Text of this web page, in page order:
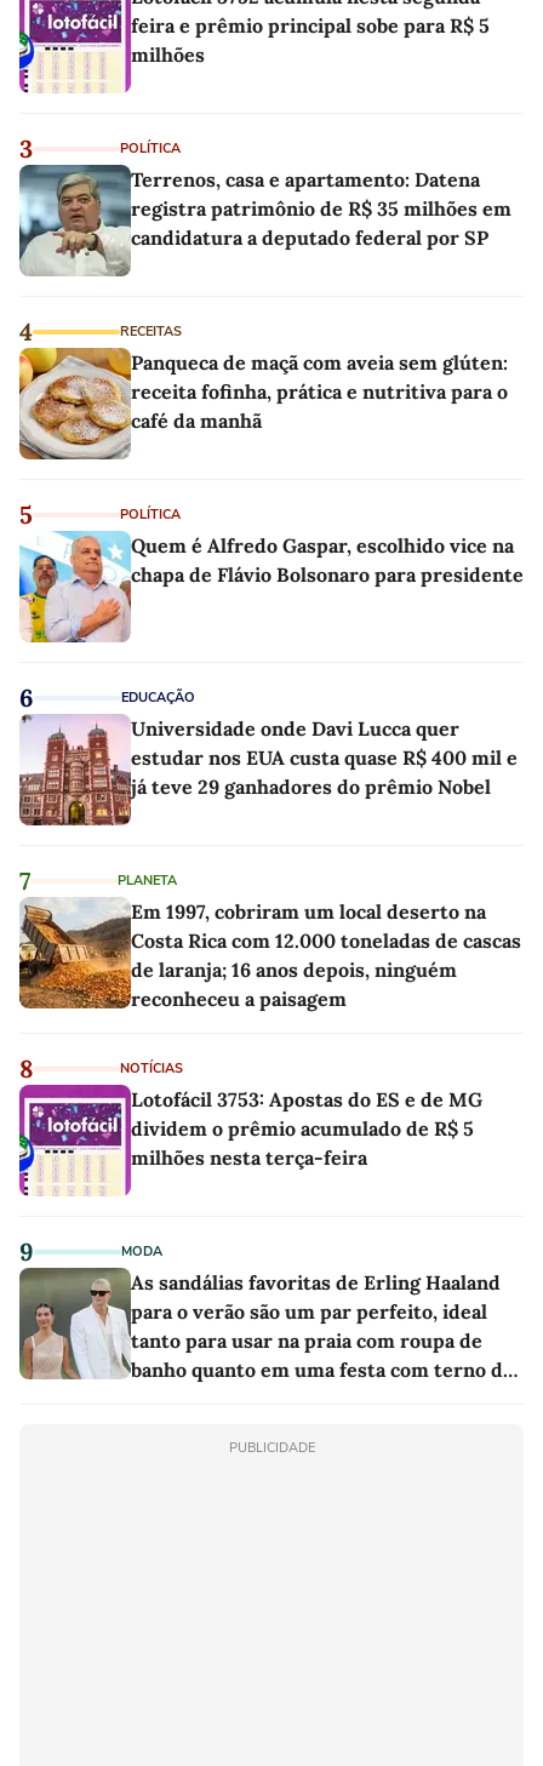
feira e prêmio principal sobe para R$ 5
milhões
3 POLÍTICA
Terrenos, casa e apartamento: Datena
registra patrimônio de R$ 35 milhões em
candidatura a deputado federal por SP
4 RECEITAS
Panqueca de maçã com aveia sem glúten:
receita fofinha, prática e nutritiva para o
café da manhã
5 POLÍTICA
Quem é Alfredo Gaspar, escolhido vice na
chapa de Flávio Bolsonaro para presidente
6 EDUCAÇÃO
Universidade onde Davi Lucca quer
estudar nos EUA custa quase R$ 400 mil e
já teve 29 ganhadores do prêmio Nobel
7 PLANETA
Em 1997, cobriram um local deserto na
Costa Rica com 12.000 toneladas de cascas
de laranja; 16 anos depois, ninguém
reconheceu a paisagem
8 NOTÍCIAS
Lotofácil 3753: Apostas do ES e de MG
dividem o prêmio acumulado de R$ 5
milhões nesta terça-feira
9 MODA
As sandálias favoritas de Erling Haaland
para o verão são um par perfeito, ideal
tanto para usar na praia com roupa de
banho quanto em uma festa com terno de
PUBLICIDADE